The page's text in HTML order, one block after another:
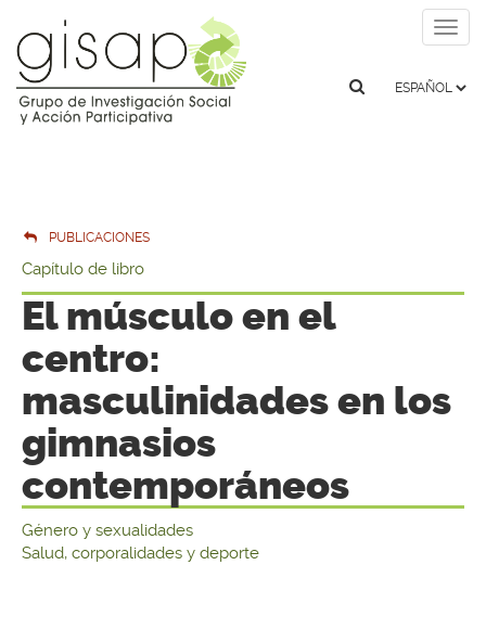
PUBLICACIONES
Capítulo de libro
El músculo en el
centro:
masculinidades en los
gimnasios
contemporáneos
Género y sexualidades
Salud, corporalidades y deporte